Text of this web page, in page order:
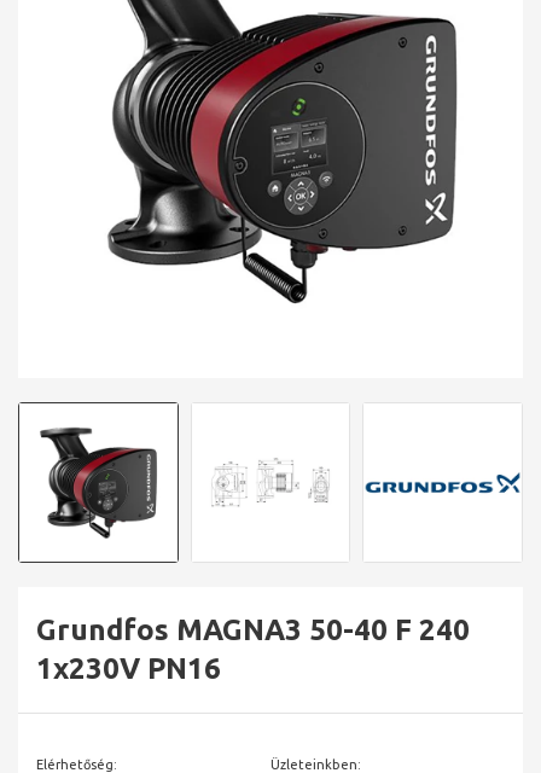
Grundfos MAGNA3 50-40 F 240
1x230V PN16
Elérhetőség: Üzleteinkben: